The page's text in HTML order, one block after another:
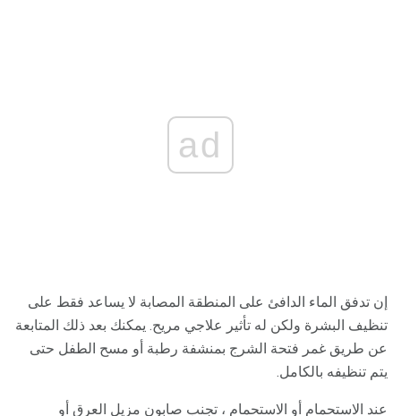
ad
إن تدفق الماء الدافئ على المنطقة المصابة لا يساعد فقط على
تنظيف البشرة ولكن له تأثير علاجي مريح. يمكنك بعد ذلك المتابعة
عن طريق غمر فتحة الشرج بمنشفة رطبة أو مسح الطفل حتى
يتم تنظيفه بالكامل.
عند الاستحمام أو الاستحمام ، تجنب صابون مزيل العرق أو